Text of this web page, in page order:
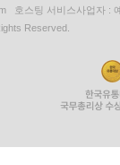
호스팅 서비스사업자 :
Reserved.